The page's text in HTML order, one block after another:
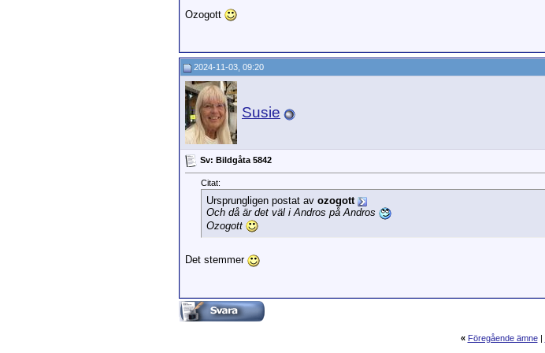
Ozogott
2024-11-03, 09:20
Susie
Sv: Bildgåta 5842
Citat:
Ursprungligen postat av ozogott
Och då är det väl i Andros på Andros
Ozogott
Det stemmer
« Föregående ämne|